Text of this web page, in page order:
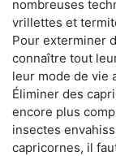
nombreuses
vrillettes et
Pour exterminer
connaître tout
leur mode de vie
Éliminer des
encore plus
insectes
capricornes, il